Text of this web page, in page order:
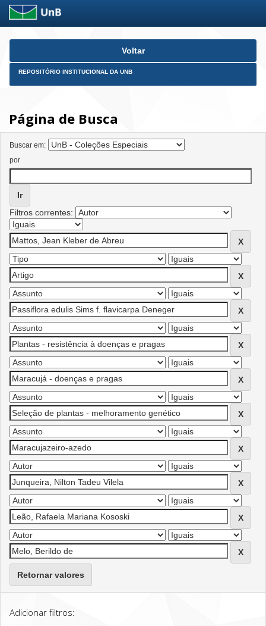
Skip
Voltar
REPOSITÓRIO INSTITUCIONAL DA UNB
Página de Busca
Buscar em:
por
Filtros correntes:
Retornar valores
Adicionar filtros: